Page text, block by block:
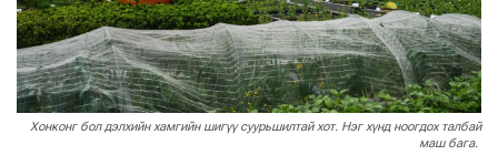
Хонконг бол дэлхийн хамгийн шигүү суурьшилтай хот. Нэг хүнд ноогдох талбай
маш бага.